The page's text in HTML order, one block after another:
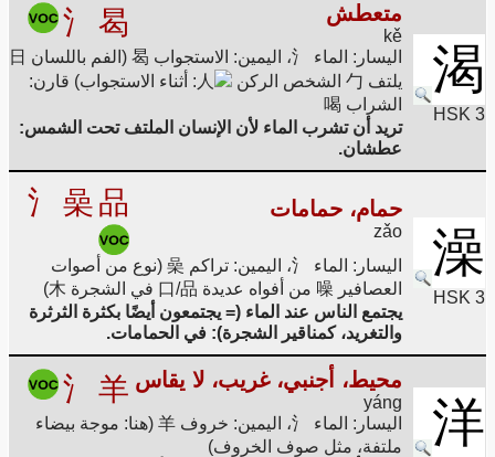
渴
HSK 3
متعطش
kě
氵 曷
اليسار: الماء 氵، اليمين: الاستجواب 曷 (الفم باللسان 日
يلتف 勹 الشخص الركن
人: أثناء الاستجواب) قارن:
الشراب 喝
تريد أن تشرب الماء لأن الإنسان الملتف تحت الشمس:
عطشان.
澡
HSK 3
حمام، حمامات
zǎo
氵 喿品
اليسار: الماء 氵، اليمين: تراكم 喿 (نوع من أصوات
العصافير 噪 من أفواه عديدة 口/品 في الشجرة 木)
يجتمع الناس عند الماء (= يجتمعون أيضًا بكثرة الثرثرة
والتغريد، كمناقير الشجرة): في الحمامات.
洋
محيط، أجنبي، غريب، لا يقاس
yáng
氵 羊
اليسار: الماء 氵، اليمين: خروف 羊 (هنا: موجة بيضاء
ملتفة، مثل صوف الخروف)